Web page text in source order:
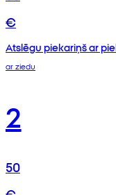
€
Atslēgu piekariņš ar
ar ziedu
2
50